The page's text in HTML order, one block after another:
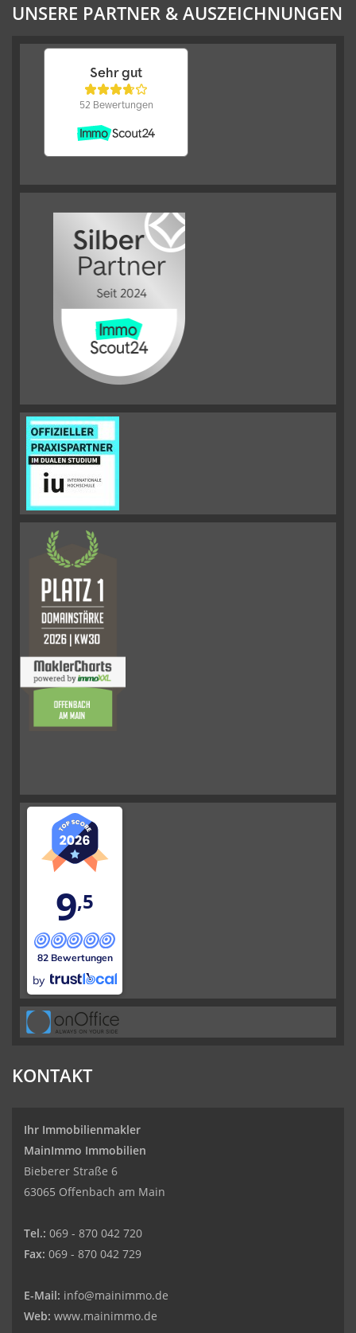
UNSERE PARTNER & AUSZEICHNUNGEN
9,5
82 Bewertungen
by
KONTAKT
Ihr Immobilienmakler
MainImmo Immobilien
Bieberer Straße 6
63065 Offenbach am Main
Tel.: 069 - 870 042 720
Fax: 069 - 870 042 729
E-Mail: info@mainimmo.de
Web: www.mainimmo.de